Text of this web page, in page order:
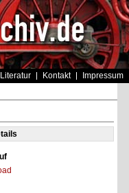
Kontakt Impressum